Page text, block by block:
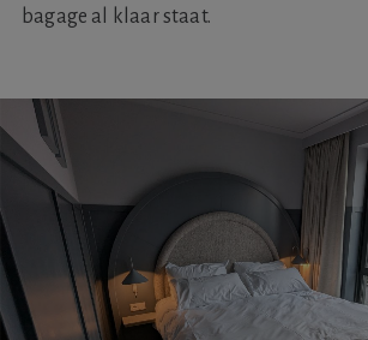
bagage al klaar staat.